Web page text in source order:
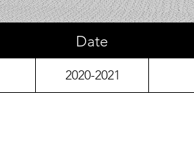
Date
2020-2021